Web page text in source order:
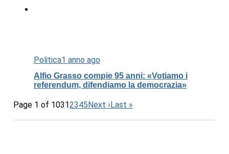
Politica1 anno ago
Alfio Grasso compie 95 anni: «Votiamo i
referendum, difendiamo la democrazia»
Page 1 of 10312345 Next › Last »